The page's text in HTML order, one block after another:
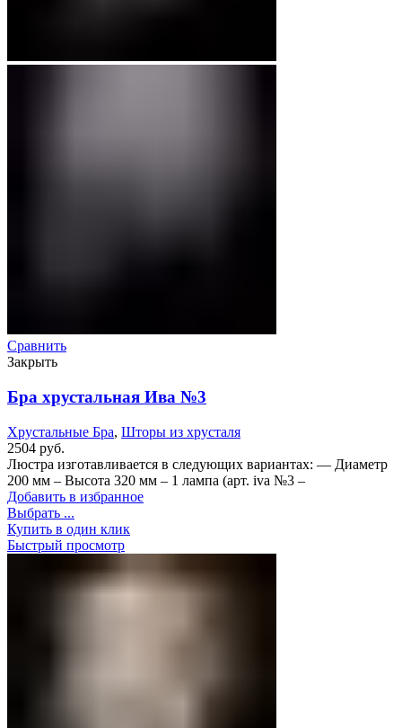
Сравнить
Закрыть
Бра хрустальная Ива №3
Хрустальные Бра, Шторы из хрусталя
2504 руб.
Люстра изготавливается в следующих вариантах: — Диаметр
200 мм – Высота 320 мм – 1 лампа (арт. iva №3 –
Добавить в избранное
Выбрать ...
Купить в один клик
Быстрый просмотр